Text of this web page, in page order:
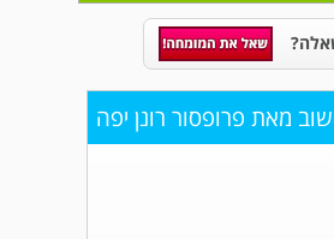
מאת פרופסור רונן יפה